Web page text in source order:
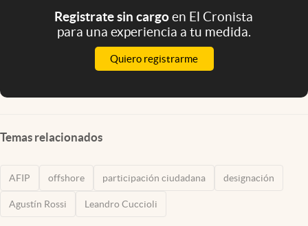
Registrate sin cargoen El Cronista
para una experiencia a tu medida.
Quiero registrarme
Temas relacionados
AFIP offshore participación ciudadana designación
Agustín Rossi Leandro Cuccioli